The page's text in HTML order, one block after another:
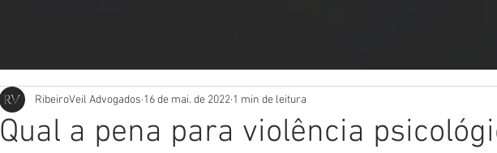
Qual a pena para violência
RibeiroVeil Advogados 16 de mai. de 2022 1 min de leitura